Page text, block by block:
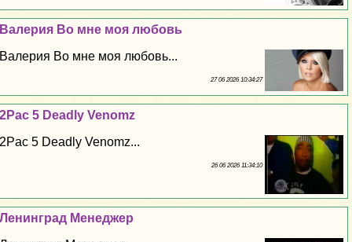
Валерия Во мне моя любовь
Валерия Во мне моя любовь...
27 06 2026 10:34:27
2Pac 5 Deadly Venomz
2Pac 5 Deadly Venomz...
26 06 2026 11:34:10
Ленинград Менеджер